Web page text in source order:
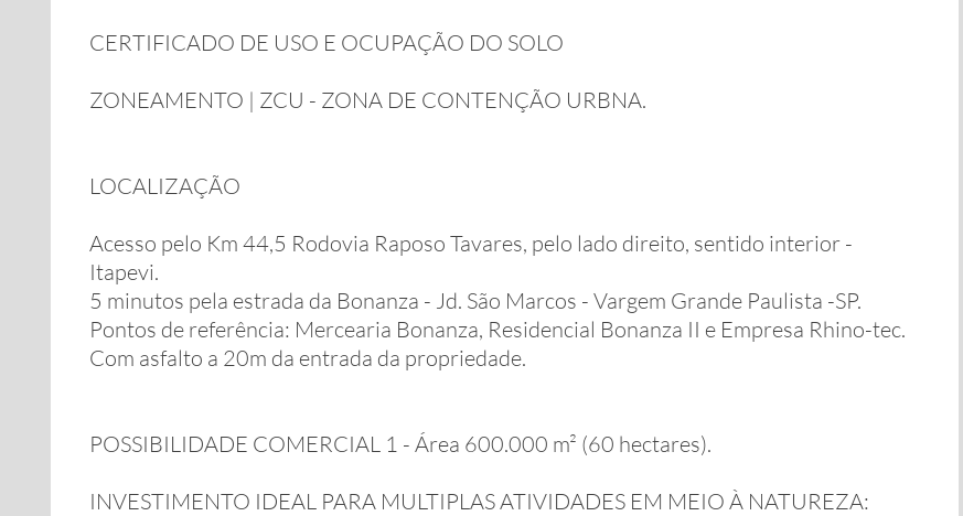
CERTIFICADO DE USO E OCUPAÇÃO DO SOLO
ZONEAMENTO | ZCU - ZONA DE CONTENÇÃO URBNA.
LOCALIZAÇÃO
Acesso pelo Km 44,5 Rodovia Raposo Tavares, pelo lado direito, sentido interior -
Itapevi.
5 minutos pela estrada da Bonanza - Jd. São Marcos - Vargem Grande Paulista -SP.
Pontos de referência: Mercearia Bonanza, Residencial Bonanza II e Empresa Rhino-tec.
Com asfalto a 20m da entrada da propriedade.
POSSIBILIDADE COMERCIAL 1 - Área 600.000 m² (60 hectares).
INVESTIMENTO IDEAL PARA MULTIPLAS ATIVIDADES EM MEIO À NATUREZA: